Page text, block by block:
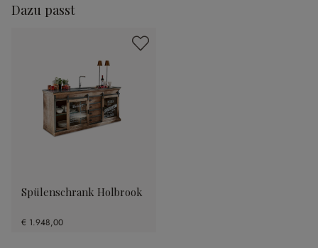
Dazu passt
Spülenschrank Holbrook
€ 1.948,00